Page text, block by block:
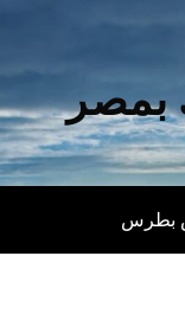
بمصر
بطرس